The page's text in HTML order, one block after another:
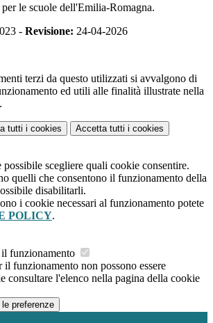
le scuole dell'Emilia-Romagna.
- Revisione: 24-04-2026
terzi da questo utilizzati si avvalgono di
ed utili alle finalità illustrate nella
.
tutti i cookies Accetta tutti i cookies
possibile scegliere quali cookie consentire.
quelli che consentono il funzionamento della
disabilitarli.
i cookie necessari al funzionamento potete
POLICY.
funzionamento
il funzionamento non possono essere
consultare l'elenco nella pagina della cookie
preferenze